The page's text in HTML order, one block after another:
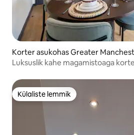
Korter asukohas Greater
Luksuslik kahe magamistoaga
Külaliste lemmik
Külaliste lemmik